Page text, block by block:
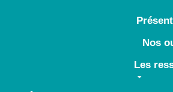
Aller au contenu principal
Nos
Les